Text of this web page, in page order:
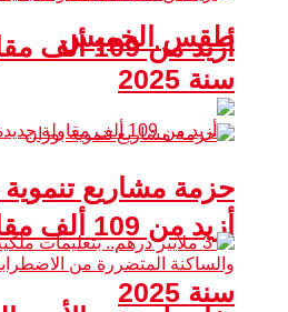
طقس الخميس
أزيد من
سنة 2025
أزيد من
سنة 2025
حزمة مشاريع تنموية